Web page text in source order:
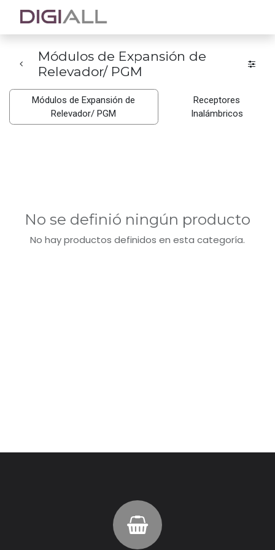
Módulos de Expansión de
Relevador/ PGM
Módulos de Expansión de
Relevador/ PGM
Receptores
Inalámbricos
No se definió ningún producto
No hay productos definidos en esta categoría.